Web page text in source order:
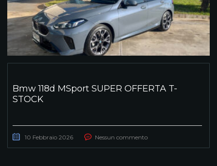
Bmw 118d MSport SUPER OFFERTA T-
STOCK
10 Febbraio 2026 Nessun commento